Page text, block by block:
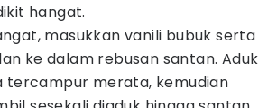
hangat.
masukkan vanili bubuk serta
ke dalam rebusan santan. Aduk
tercampur merata, kemudian